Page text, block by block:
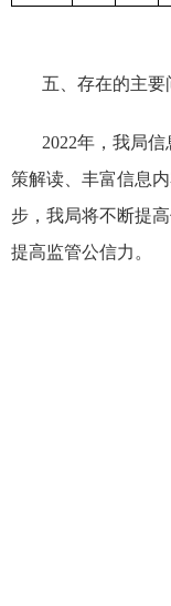
五、存在的主
2022年，我局
策解读、丰富信息
步，我局将不断提
提高监管公信力。